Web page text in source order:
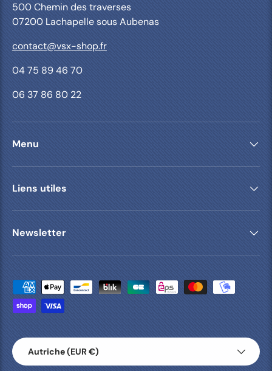
500 Chemin des traverses
07200 Lachapelle sous Aubenas
contact@vsx-shop.fr
04 75 89 46 70
06 37 86 80 22
Menu
Liens utiles
Newsletter
Moyens de paiement acceptés
Pays
Autriche (EUR €)